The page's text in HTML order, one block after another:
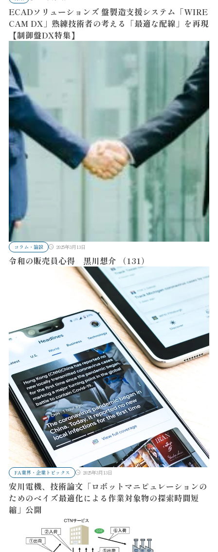
ECADソリューションズ 盤製造支援システム「WIRE
CAM DX」熟練技術者の考える「最適な配線」を再現
【制御盤DX特集】
コラム・論説 2025年3月13日
令和の販売員心得 黒川想介 （131）
FA業界・企業トピックス 2025年3月13日
安川電機、技術論文「ロボットマニピュレーションの
ためのべイズ最適化による作業対象物の探索時間短
縮」公開